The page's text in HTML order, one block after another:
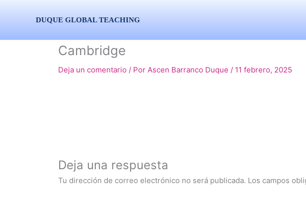
DUQUE GLOBAL TEACHING
Cambridge
Deja un comentario / Por Ascen Barranco Duque / 11 febrero, 2025
Deja una respuesta
Tu dirección de correo electrónico no será publicada. Los campos